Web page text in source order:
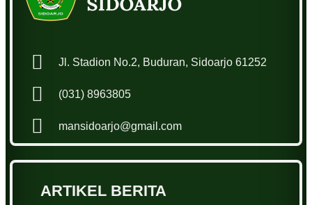
Jl. Stadion No.2, Buduran, Sidoarjo 61252
(031) 8963805
mansidoarjo@gmail.com
ARTIKEL BERITA